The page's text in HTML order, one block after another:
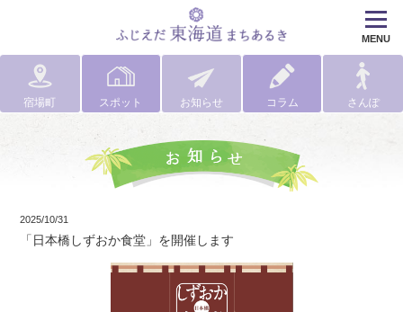
MENU
宿場町 スポット お知らせ コラム さんぽ
2025/10/31
「日本橋しずおか食堂」を開催します